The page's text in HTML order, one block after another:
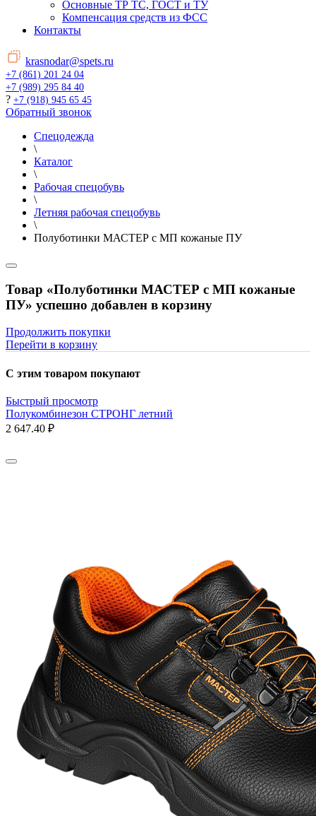
Основные ТР ТС, ГОСТ и ТУ
Компенсация средств из ФСС
Контакты
krasnodar@spets.ru
+7 (861) 201 24 04
+7 (989) 295 84 40
? +7 (918) 945 65 45
Обратный звонок
Спецодежда
\
Каталог
\
Рабочая спецобувь
\
Летняя рабочая спецобувь
\
Полуботинки МАСТЕР с МП кожаные ПУ
Товар «Полуботинки МАСТЕР с МП кожаные
ПУ» успешно добавлен в корзину
Продолжить покупки
Перейти в корзину
С этим товаром покупают
Быстрый просмотр
Полукомбинезон СТРОНГ летний
2 647.40 ₽